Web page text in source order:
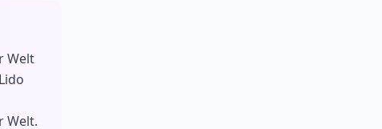
Welt
Welt.